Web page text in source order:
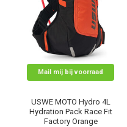
Mail mij bij voorraad
USWE MOTO Hydro 4L
Hydration Pack Race Fit
Factory Orange